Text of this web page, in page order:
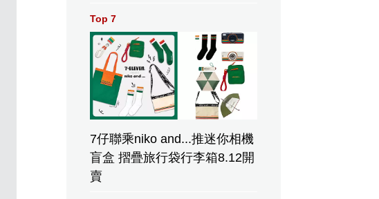
冷飲消暑或傷脾胃
陽氣，4類人要慎
Top 7
7仔聯乘niko and...推迷你相機
盲盒 摺疊旅行袋行李箱8.12開
賣